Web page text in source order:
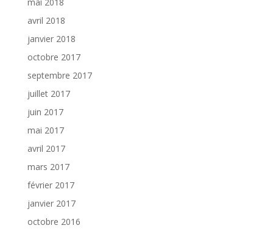
avril 2018
janvier 2018
octobre 2017
septembre 2017
juillet 2017
juin 2017
mai 2017
avril 2017
mars 2017
février 2017
janvier 2017
octobre 2016